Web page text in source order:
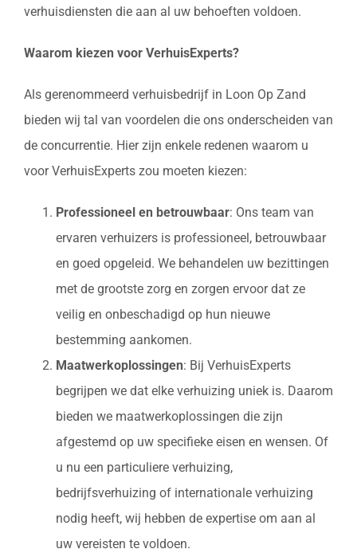
verhuisdiensten die aan al uw behoeften voldoen.
Waarom kiezen voor VerhuisExperts?
Als gerenommeerd verhuisbedrijf in Loon Op Zand
bieden wij tal van voordelen die ons onderscheiden van
de concurrentie. Hier zijn enkele redenen waarom u
voor VerhuisExperts zou moeten kiezen:
Professioneel en betrouwbaar: Ons team van
ervaren verhuizers is professioneel, betrouwbaar
en goed opgeleid. We behandelen uw bezittingen
met de grootste zorg en zorgen ervoor dat ze
veilig en onbeschadigd op hun nieuwe
bestemming aankomen.
Maatwerkoplossingen: Bij VerhuisExperts
begrijpen we dat elke verhuizing uniek is. Daarom
bieden we maatwerkoplossingen die zijn
afgestemd op uw specifieke eisen en wensen. Of
u nu een particuliere verhuizing,
bedrijfsverhuizing of internationale verhuizing
nodig heeft, wij hebben de expertise om aan al
uw vereisten te voldoen.